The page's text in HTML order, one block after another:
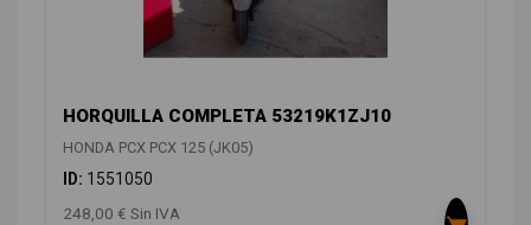
HORQUILLA COMPLETA 53219K1ZJ10
HONDA PCX PCX 125 (JK05)
ID: 1551050
248,00 € Sin IVA